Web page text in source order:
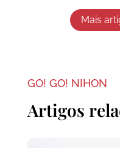
Mais
GO! GO! NIHON
Artigos